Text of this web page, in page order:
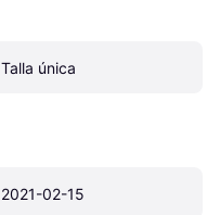
Talla única
2021-02-15